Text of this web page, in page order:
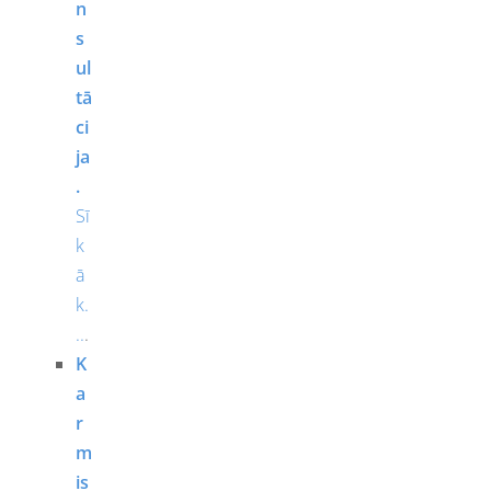
n
s
ul
tā
ci
ja
.
Sī
k
ā
k.
...
K
a
r
m
is